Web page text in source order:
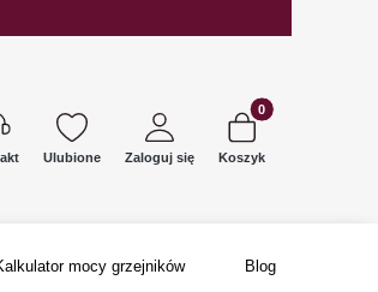
Ulubione Zaloguj się
Produkty w
Koszyk
mocy grzejników Blog